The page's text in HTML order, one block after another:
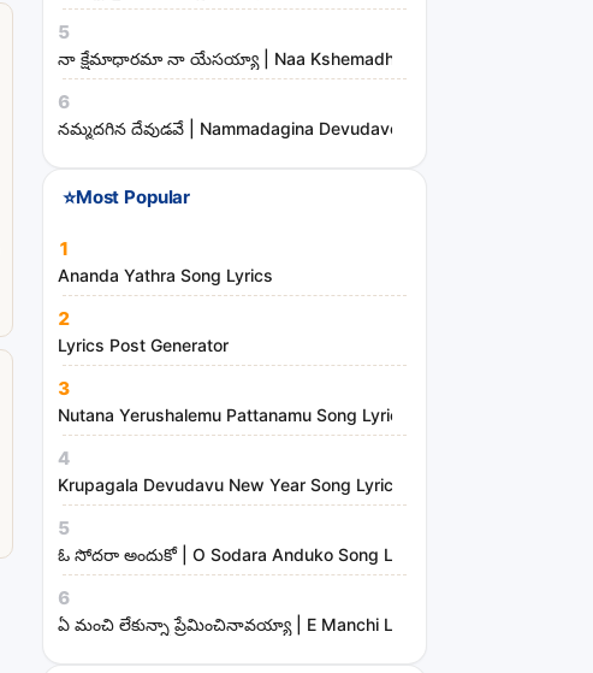
e
s
5
నా క్షేమాధారమా నా యేసయ్యా | Naa Kshemadharama Naa Yesayya
6
నమ్మదగిన దేవుడవే | Nammadagina Devudave Song Lyrics
⭐Most Popular
1
Ananda Yathra Song Lyrics
2
Lyrics Post Generator
3
Nutana Yerushalemu Pattanamu Song Lyrics | Hosanna Ministries
4
Krupagala Devudavu New Year Song Lyrics
5
ఓ సోదరా అందుకో | O Sodara Anduko Song Lyrics
6
ఏ మంచి లేకున్నా ప్రేమించినావయ్యా | E Manchi Lekunna